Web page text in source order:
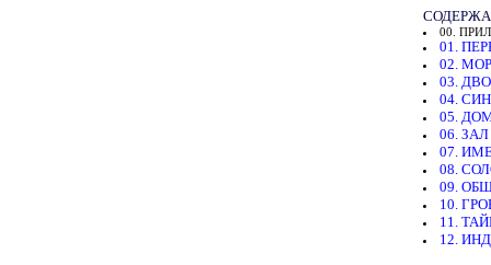
00.
01.
02.
03.
04.
05.
06.
07.
08.
09.
10.
11.
12.